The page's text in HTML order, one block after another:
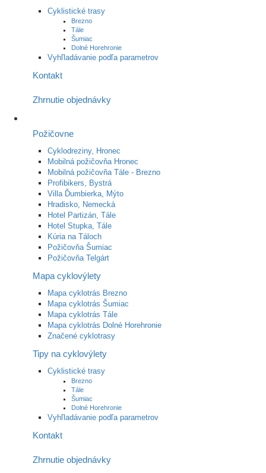
Cyklistické trasy
Brezno
Tále
Šumiac
Dolné Horehronie
Vyhľladávanie podľa parametrov
Kontakt
Zhrnutie objednávky
Požičovne
Cyklodreziny, Hronec
Mobilná požičovňa Hronec
Mobilná požičovňa Tále - Brezno
Profibikers, Bystrá
Villa Ďumbierka, Mýto
Hradisko, Nemecká
Hotel Partizán, Tále
Hotel Stupka, Tále
Kúria na Táloch
Požičovňa Šumiac
Požičovňa Telgárt
Mapa cyklovýlety
Mapa cyklotrás Brezno
Mapa cyklotrás Šumiac
Mapa cyklotrás Tále
Mapa cyklotrás Dolné Horehronie
Značené cyklotrasy
Tipy na cyklovýlety
Cyklistické trasy
Brezno
Tále
Šumiac
Dolné Horehronie
Vyhľladávanie podľa parametrov
Kontakt
Zhrnutie objednávky